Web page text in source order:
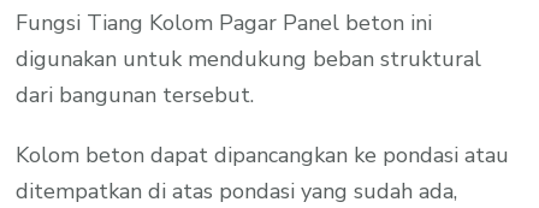
Fungsi Tiang Kolom Pagar Panel beton ini
digunakan untuk mendukung beban struktural
dari bangunan tersebut.
Kolom beton dapat dipancangkan ke pondasi atau
ditempatkan di atas pondasi yang sudah ada,